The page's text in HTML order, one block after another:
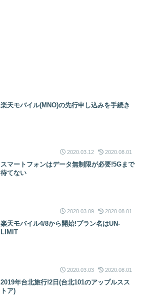
楽天モバイル(MNO)の先行申し込みを手続き
2020.03.12 2020.08.01
スマートフォンはデータ無制限が必要!5Gまで
待てない
2020.03.09 2020.08.01
楽天モバイル4/8から開始!プラン名はUN-
LIMIT
2020.03.03 2020.08.01
2019年台北旅行!2日(台北101のアップルスス
トア)